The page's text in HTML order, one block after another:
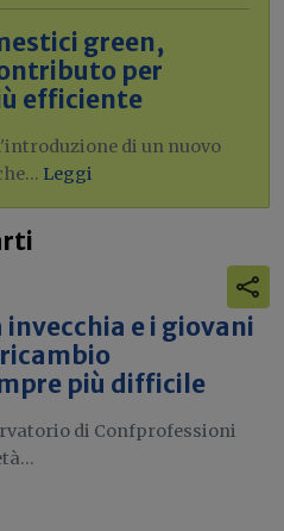
green,
per
efficiente
di un nuovo
Leggi
e i giovani
più difficile
di Confprofessioni